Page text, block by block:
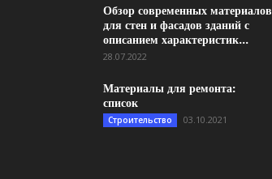
Обзор современных материалов
для стен и фасадов зданий с
описанием характеристик...
28.07.2022
Материалы для ремонта:
список
Строительство 03.10.2021